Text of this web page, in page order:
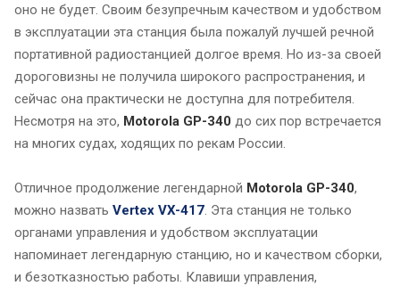
оно не будет. Своим безупречным качеством и удобством
в эксплуатации эта станция была пожалуй лучшей речной
портативной радиостанцией долгое время. Но из-за своей
дороговизны не получила широкого распространения, и
сейчас она практически не доступна для потребителя.
Несмотря на это, Motorola GP-340 до сих пор встречается
на многих судах, ходящих по рекам России.
Отличное продолжение легендарной Motorola GP-340,
можно назвать Vertex VX-417. Эта станция не только
органами управления и удобством эксплуатации
напоминает легендарную станцию, но и качеством сборки,
и безотказностью работы. Клавиши управления,